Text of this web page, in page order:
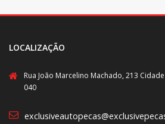
LOCALIZAÇÃO
Rua João Marcelino Machado, 213
040